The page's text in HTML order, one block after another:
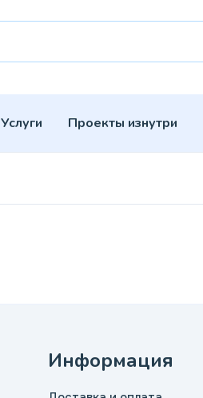
Услуги Проекты изнутри
Информация